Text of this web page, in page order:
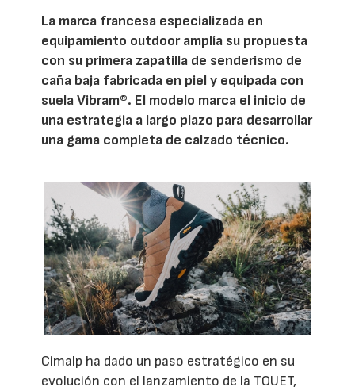
La marca francesa especializada en
equipamiento outdoor amplía su propuesta
con su primera zapatilla de senderismo de
caña baja fabricada en piel y equipada con
suela Vibram®. El modelo marca el inicio de
una estrategia a largo plazo para desarrollar
una gama completa de calzado técnico.
Cimalp ha dado un paso estratégico en su
evolución con el lanzamiento de la TOUET,